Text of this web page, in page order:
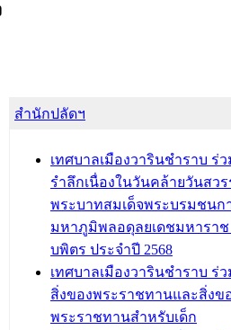
สำนักปลัดฯ
เทศบาลเมืองวารินชำราบ ร่
รำลึกเนื่องในวันคล้ายวันสว
พระบาทสมเด็จพระบรมชนก
มหาภูมิพลอดุลยเดชมหารา
บพิตร ประจำปี 2568
เทศบาลเมืองวารินชำราบ ร่
สิ่งของพระราชทานและสิ่งข
พระราชทานสำหรับเด็ก